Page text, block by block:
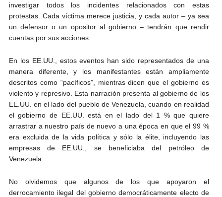
investigar todos los incidentes relacionados con estas
protestas. Cada víctima merece justicia, y cada autor – ya sea
un defensor o un opositor al gobierno – tendrán que rendir
cuentas por sus acciones.
En los EE.UU., estos eventos han sido representados de una
manera diferente, y los manifestantes están ampliamente
descritos como “pacíficos”, mientras dicen que el gobierno es
violento y represivo. Esta narración presenta al gobierno de los
EE.UU. en el lado del pueblo de Venezuela, cuando en realidad
el gobierno de EE.UU. está en el lado del 1 % que quiere
arrastrar a nuestro país de nuevo a una época en que el 99 %
era excluida de la vida política y sólo la élite, incluyendo las
empresas de EE.UU., se beneficiaba del petróleo de
Venezuela.
No olvidemos que algunos de los que apoyaron el
derrocamiento ilegal del gobierno democráticamente electo de